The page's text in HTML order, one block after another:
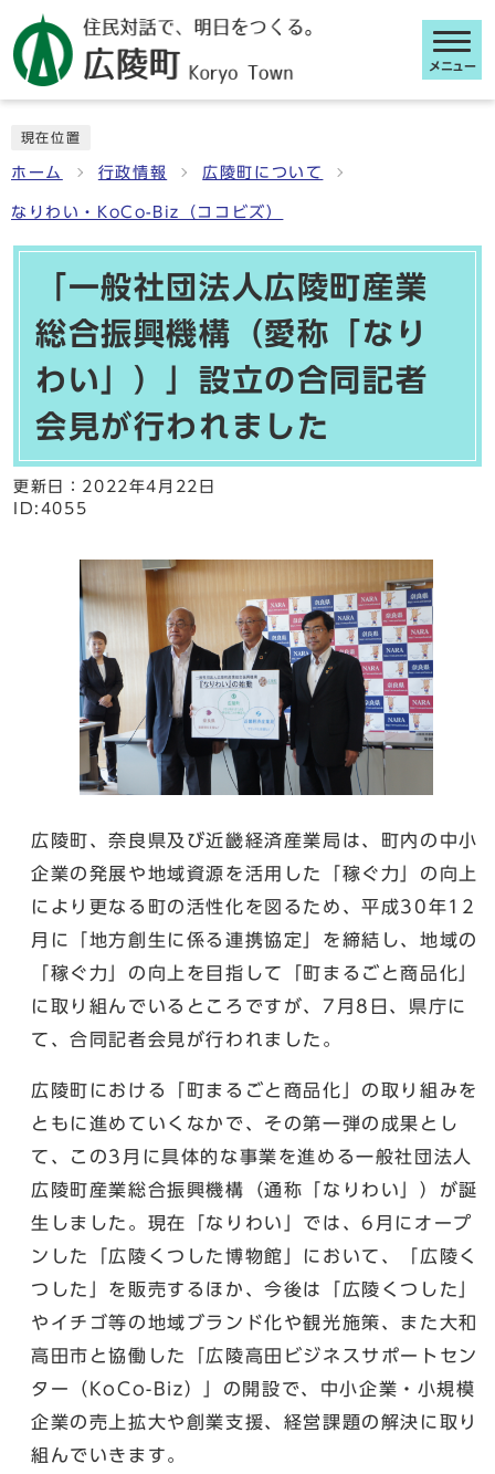
メニュー
現在位置
ホーム 行政情報 広陵町について
なりわい・KoCo-Biz（ココビズ）
「一般社団法人広陵町産業
総合振興機構（愛称「なり
わい」）」設立の合同記者
会見が行われました
更新日： 2022年4月22日
ID:4055
広陵町、奈良県及び近畿経済産業局は、町内の中小
企業の発展や地域資源を活用した「稼ぐ力」の向上
により更なる町の活性化を図るため、平成30年12
月に「地方創生に係る連携協定」を締結し、地域の
「稼ぐ力」の向上を目指して「町まるごと商品化」
に取り組んでいるところですが、7月8日、県庁に
て、合同記者会見が行われました。
広陵町における「町まるごと商品化」の取り組みを
ともに進めていくなかで、その第一弾の成果とし
て、この3月に具体的な事業を進める一般社団法人
広陵町産業総合振興機構（通称「なりわい」）が誕
生しました。現在「なりわい」では、6月にオープ
ンした「広陵くつした博物館」において、「広陵く
つした」を販売するほか、今後は「広陵くつした」
やイチゴ等の地域ブランド化や観光施策、また大和
高田市と協働した「広陵高田ビジネスサポートセン
ター（KoCo-Biz）」の開設で、中小企業・小規模
企業の売上拡大や創業支援、経営課題の解決に取り
組んでいきます。